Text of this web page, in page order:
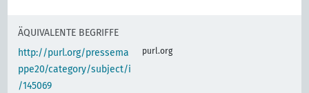
ÄQUIVALENTE BEGRIFFE
http://purl.org/pressema
ppe20/category/subject/i
/145069
purl.org